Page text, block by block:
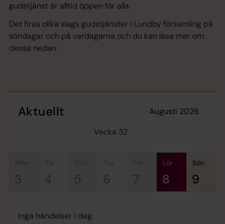
gudstjänst är alltid öppen för alla.
Det firas olika slags gudstjänster i Lundby församling på
söndagar och på vardagarna och du kan läsa mer om
dessa nedan.
Aktuellt
augusti 2026
Vecka 32
tis
4
tor
6
lör
8
sön
9
Inga händelser i dag.